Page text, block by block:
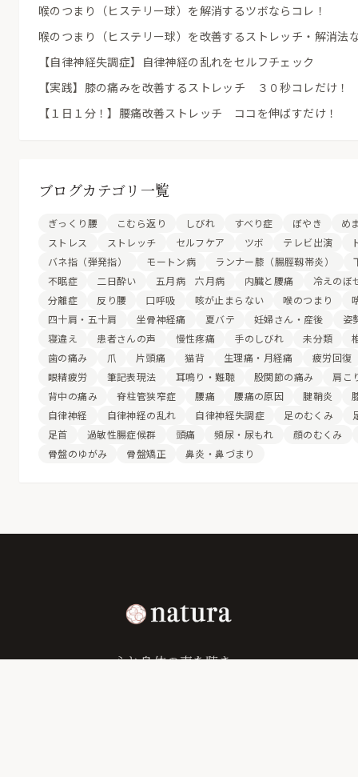
喉のつまり（ヒステリー球）を解消するツボならコレ！
喉のつまり（ヒステリー球）を改善するストレッチ・解消法
【自律神経失調症】自律神経の乱れをセルフチェック
【実践】膝の痛みを改善するストレッチ ３０秒コレだけ！
【１日１分！】腰痛改善ストレッチ ココを伸ばすだけ！
ブログカテゴリ一覧
ぎっくり腰 こむら返り しびれ すべり症 ぼやき
め
ストレス
ストレッチ セルフケア ツボ テレビ出演
バネ指（弾発指）
モートン病 ランナー膝（腸脛靱帯炎）
不眠症
二日酔い 五月病 六月病 内臓と腰痛
冷えのぼ
分離症
反り腰 口呼吸 咳が止まらない 喉のつまり
四十肩・五十肩
坐骨神経痛 夏バテ 妊婦さん・産後
姿
寝違え
患者さんの声 慢性疼痛 手のしびれ 未分類
歯の痛み
爪 片頭痛 猫背 生理痛・月経痛
疲労回復
眼精疲労
筆記表現法 耳鳴り・難聴 股関節の痛み
肩こ
背中の痛み
脊柱管狭窄症 腰痛 腰痛の原因 腱鞘炎
自律神経
自律神経の乱れ 自律神経失調症 足のむくみ
足首
過敏性腸症候群 頭痛 頻尿・尿もれ
顔のむくみ
骨盤のゆがみ
骨盤矯正 鼻炎・鼻づまり
心と身体の声を聴き、